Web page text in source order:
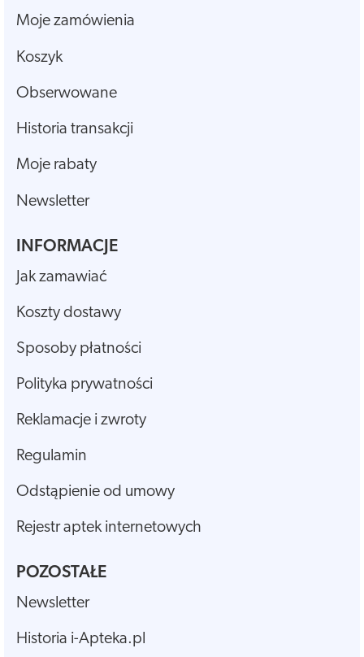
Moje zamówienia
Koszyk
Obserwowane
Historia transakcji
Moje rabaty
Newsletter
INFORMACJE
Jak zamawiać
Koszty dostawy
Sposoby płatności
Polityka prywatności
Reklamacje i zwroty
Regulamin
Odstąpienie od umowy
Rejestr aptek internetowych
POZOSTAŁE
Newsletter
Historia i-Apteka.pl